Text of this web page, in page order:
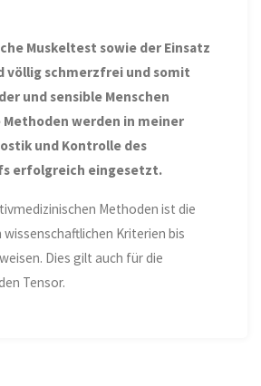
Muskeltest sowie der Einsatz
völlig schmerzfrei und somit
und sensible Menschen
werden in meiner
und Kontrolle des
erfolgreich eingesetzt.
Methoden ist die
Kriterien bis
Dies gilt auch für die
Tensor.